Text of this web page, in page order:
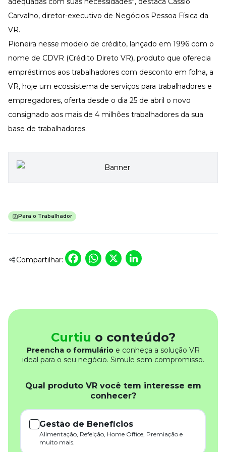
Carvalho, diretor-executivo de Negócios Pessoa Física da
VR.
Pioneira nesse modelo de crédito, lançado em 1996 com o
nome de CDVR (Crédito Direto VR), produto que oferecia
empréstimos aos trabalhadores com desconto em folha, a
VR, hoje um ecossistema de serviços para trabalhadores e
empregadores, oferta desde o dia 25 de abril o novo
consignado aos mais de 4 milhões trabalhadores da sua
base de trabalhadores.
Para o Trabalhador
Compartilhar: Facebook
WhatsApp
X
Curtiu o conteúdo?
Preencha o formulárioe conheça a solução VR
ideal para o seu negócio. Simule sem compromisso.
Qual produto VR você tem interesse em
conhecer?
Gestão de Benefícios
Alimentação, Refeição, Home Office, Premiação e
muito mais.